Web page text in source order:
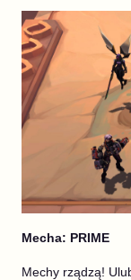
Mecha: PRIME
Mechy rządzą!